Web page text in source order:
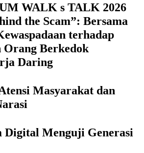
WALK s TALK 2026
the Scam”: Bersama
terhadap
Orang Berkedok
Daring
Masyarakat dan
Digital Menguji Generasi